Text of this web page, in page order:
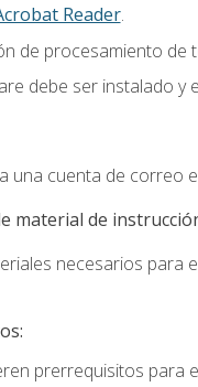
Reader.
de procesamiento de
debe ser instalado y
una cuenta de correo
material de
necesarios para
prerrequisitos para